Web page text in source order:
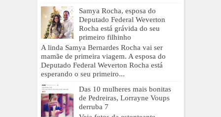
Samya Rocha, esposa do
Deputado Federal Weverton
Rocha está grávida do seu
primeiro filhinho
A linda Samya Bernardes Rocha vai ser
mamãe de primeira viagem. A esposa do
Deputado Federal Weverton Rocha está
esperando o seu primeiro...
Das 10 mulheres mais bonitas
de Pedreiras, Lorrayne Voups
derruba 7